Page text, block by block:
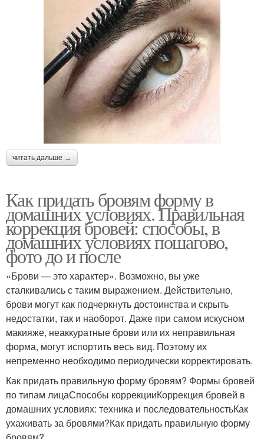
читать дальше →
Как придать бровям форму в
домашних условиях. Правильная
коррекция бровей: способы, в
домашних условиях пошагово,
фото до и после
«Брови — это характер». Возможно, вы уже
сталкивались с таким выражением. Действительно,
брови могут как подчеркнуть достоинства и скрыть
недостатки, так и наоборот. Даже при самом искусном
макияже, неаккуратные брови или их неправильная
форма, могут испортить весь вид. Поэтому их
непременно необходимо периодически корректировать.
Как придать правильную форму бровям? Формы бровей
по типам лицаСпособы коррекцииКоррекция бровей в
домашних условиях: техника и последовательностьКак
ухаживать за бровями?Как придать правильную форму